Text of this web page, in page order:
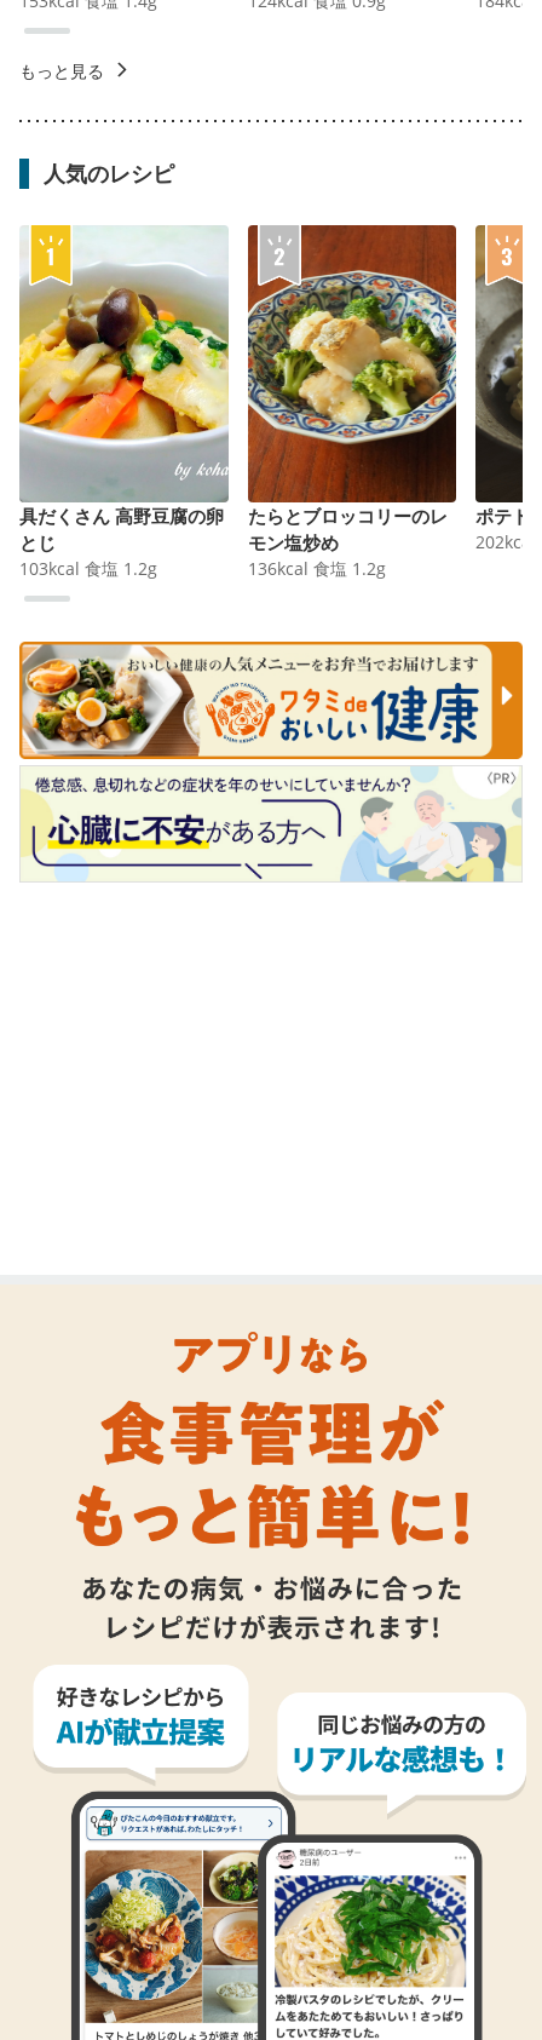
もっと見る
人気のレシピ
具だくさん 高野豆腐の卵
とじ
103kcal 食塩 1.2g
たらとブロッコリーのレ
モン塩炒め
136kcal 食塩 1.2g
ポテト
202kcal